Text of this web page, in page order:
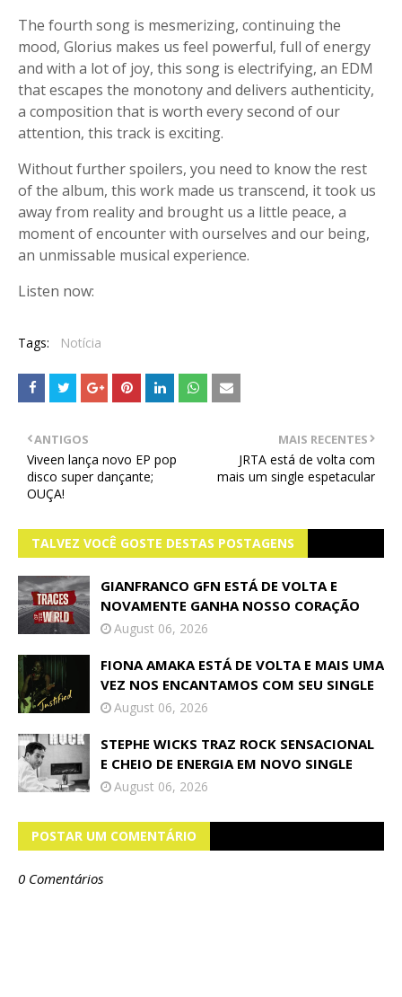
The fourth song is mesmerizing, continuing the
mood, Glorius makes us feel powerful, full of energy
and with a lot of joy, this song is electrifying, an EDM
that escapes the monotony and delivers authenticity,
a composition that is worth every second of our
attention, this track is exciting.
Without further spoilers, you need to know the rest
of the album, this work made us transcend, it took us
away from reality and brought us a little peace, a
moment of encounter with ourselves and our being,
an unmissable musical experience.
Listen now:
Tags: Notícia
MAIS RECENTES
JRTA está de volta com
mais um single espetacular
ANTIGOS
Viveen lança novo EP pop
disco super dançante;
OUÇA!
TALVEZ VOCÊ GOSTE DESTAS POSTAGENS
GIANFRANCO GFN ESTÁ DE VOLTA E
NOVAMENTE GANHA NOSSO CORAÇÃO
August 06, 2026
FIONA AMAKA ESTÁ DE VOLTA E MAIS UMA
VEZ NOS ENCANTAMOS COM SEU SINGLE
August 06, 2026
STEPHE WICKS TRAZ ROCK SENSACIONAL
E CHEIO DE ENERGIA EM NOVO SINGLE
August 06, 2026
POSTAR UM COMENTÁRIO
0 Comentários